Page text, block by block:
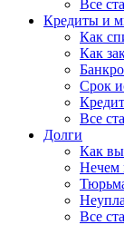
Все
Кредиты и
Как
Как
Срок
Все
Долги
Как
Нечем
Все